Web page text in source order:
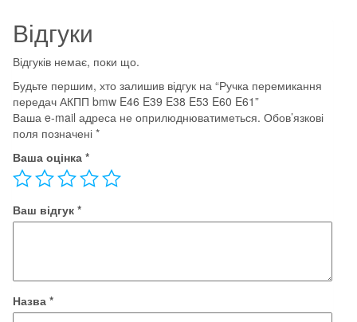
E53
E61
кількість
Відгуки
Відгуків немає, поки що.
Будьте першим, хто залишив відгук на “Ручка перемикання
передач АКПП bmw E46 E39 E38 E53 E60 E61”
Ваша e-mail адреса не оприлюднюватиметься. Обов’язкові
поля позначені *
Ваша оцінка *
Ваш відгук *
Назва *